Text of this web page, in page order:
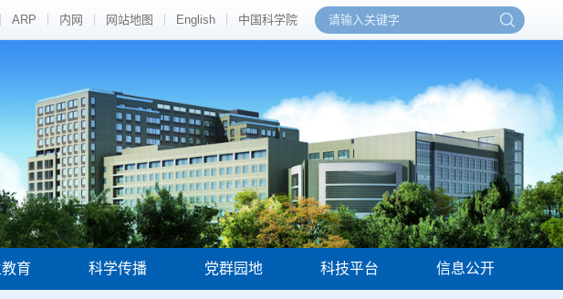
ARP 内网 网站地图 English 中国科学院
育 科学传播 党群园地 科技平台 信息公开